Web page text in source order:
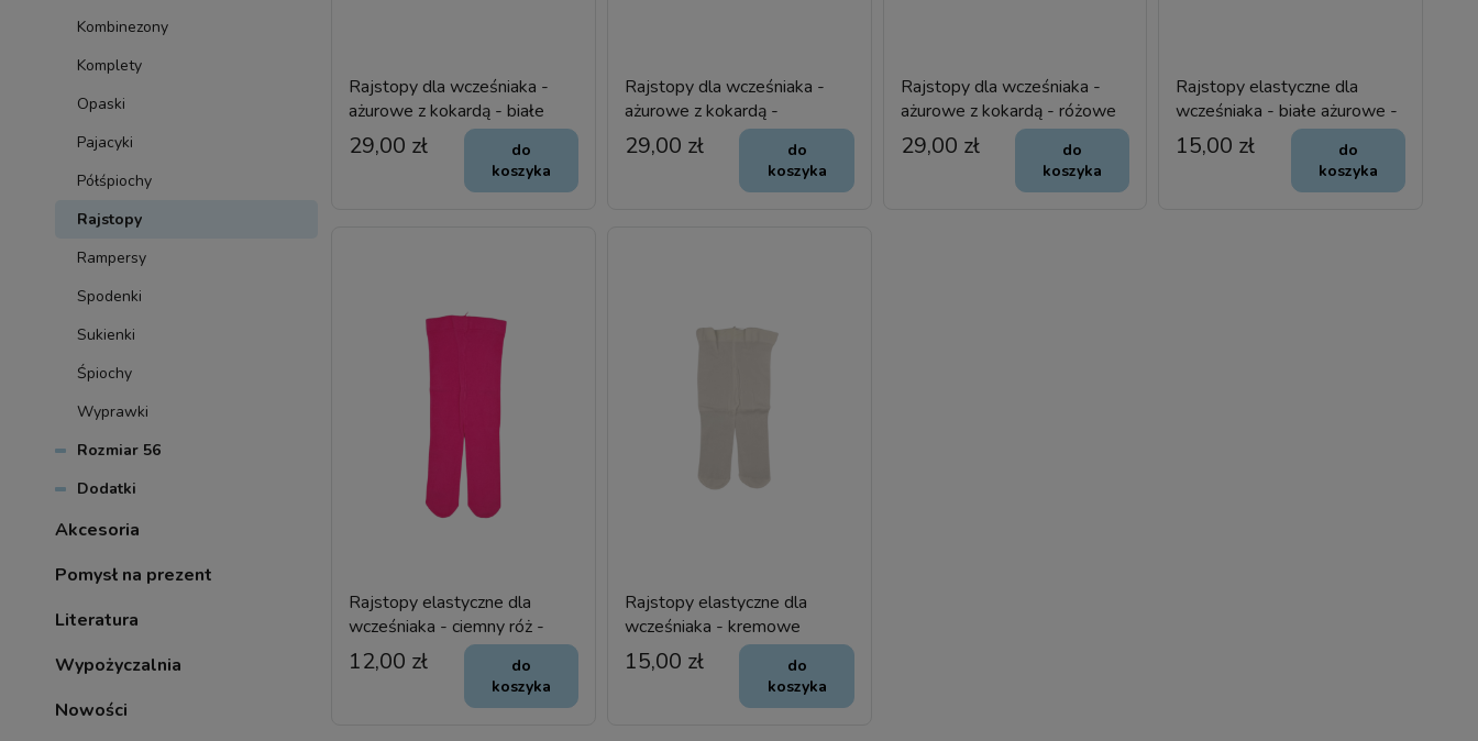
Kombinezony
Komplety
Opaski
Pajacyki
Półśpiochy
Rajstopy
Rampersy
Spodenki
Sukienki
Śpiochy
Wyprawki
Rozmiar 56
Dodatki
Akcesoria
Pomysł na prezent
Literatura
Wypożyczalnia
Nowości
Rajstopy dla wcześniaka -
ażurowe z kokardą - białe
29,00 zł
do
koszyka
Rajstopy dla wcześniaka -
ażurowe z kokardą -
kremowe
29,00 zł
do
koszyka
Rajstopy dla wcześniaka -
ażurowe z kokardą - różowe
29,00 zł
do
koszyka
Rajstopy elastyczne dla
wcześniaka - białe ażurowe -
20 DEN
15,00 zł
do
koszyka
Rajstopy elastyczne dla
wcześniaka - ciemny róż -
fuksja - 40 DEN
12,00 zł
do
koszyka
Rajstopy elastyczne dla
wcześniaka - kremowe
ażurowe - 20 DEN
15,00 zł
do
koszyka